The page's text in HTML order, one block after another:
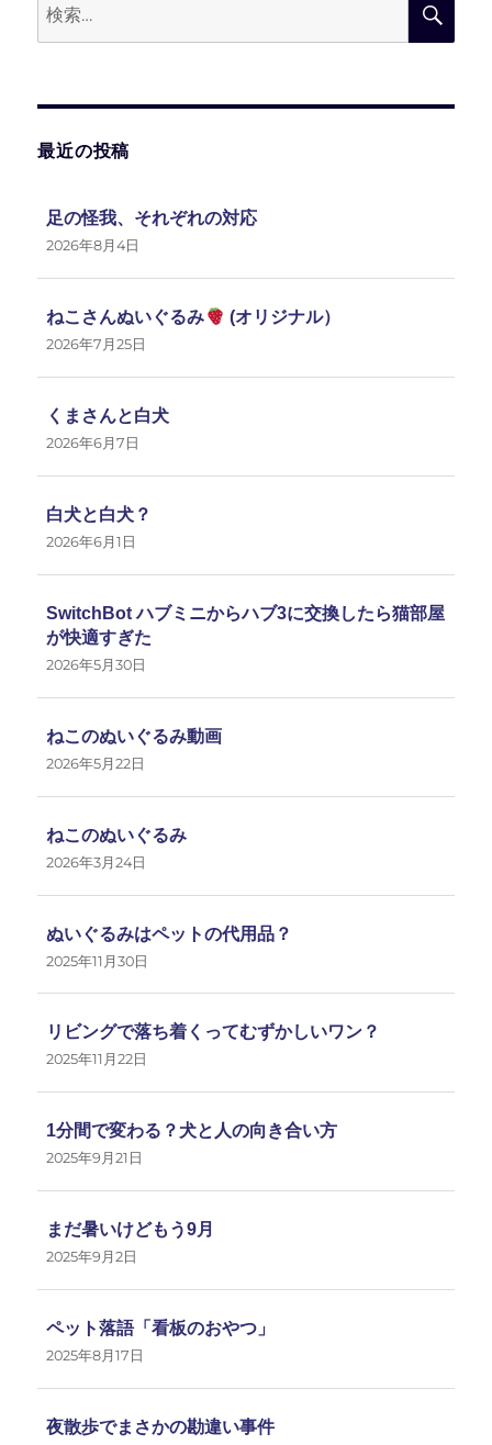
ン
索
最近の投稿
足の怪我、それぞれの対応
2026年8月4日
ねこさんぬいぐるみ (オリジナル）
2026年7月25日
くまさんと白犬
2026年6月7日
白犬と白犬？
2026年6月1日
SwitchBot ハブミニからハブ3に交換したら猫部屋
が快適すぎた
2026年5月30日
ねこのぬいぐるみ動画
2026年5月22日
ねこのぬいぐるみ
2026年3月24日
ぬいぐるみはペットの代用品？
2025年11月30日
リビングで落ち着くってむずかしいワン？
2025年11月22日
1分間で変わる？犬と人の向き合い方
2025年9月21日
まだ暑いけどもう9月
2025年9月2日
ペット落語「看板のおやつ」
2025年8月17日
夜散歩でまさかの勘違い事件